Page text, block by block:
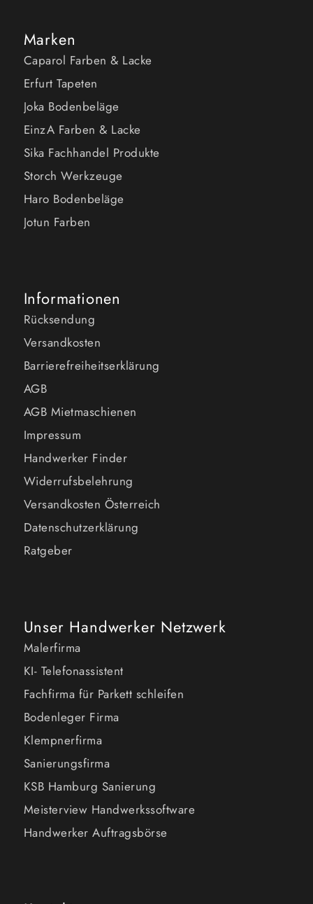
Marken
Caparol Farben & Lacke
Erfurt Tapeten
Joka Bodenbeläge
EinzA Farben & Lacke
Sika Fachhandel Produkte
Storch Werkzeuge
Haro Bodenbeläge
Jotun Farben
Informationen
Rücksendung
Versandkosten
Barrierefreiheitserklärung
AGB
AGB Mietmaschienen
Impressum
Handwerker Finder
Widerrufsbelehrung
Versandkosten Österreich
Datenschutzerklärung
Ratgeber
Unser Handwerker Netzwerk
Malerfirma
KI- Telefonassistent
Fachfirma für Parkett schleifen
Bodenleger Firma
Klempnerfirma
Sanierungsfirma
KSB Hamburg Sanierung
Meisterview Handwerkssoftware
Handwerker Auftragsbörse